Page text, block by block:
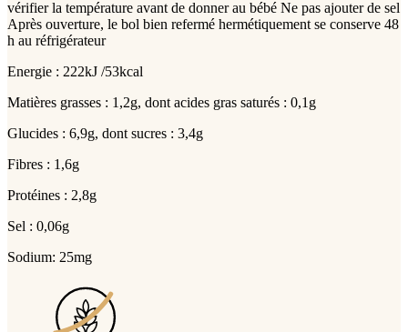
vérifier la température avant de donner au bébé Ne pas ajouter de sel
Après ouverture, le bol bien refermé hermétiquement se conserve 48
h au réfrigérateur
Energie : 222kJ /53kcal
Matières grasses : 1,2g, dont acides gras saturés : 0,1g
Glucides : 6,9g, dont sucres : 3,4g
Fibres : 1,6g
Protéines : 2,8g
Sel : 0,06g
Sodium: 25mg